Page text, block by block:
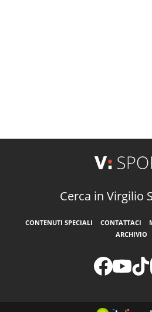
Cerca in Virgilio
CONTENUTI SPECIALI CONTATTACI
ARCHIVIO